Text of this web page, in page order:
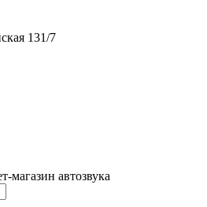
131/7
магазин автозвука